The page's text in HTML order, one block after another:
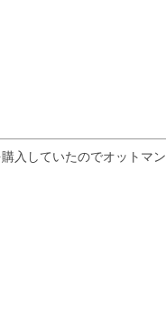
入していたのでオットマ